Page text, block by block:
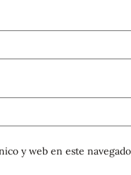
y web en este